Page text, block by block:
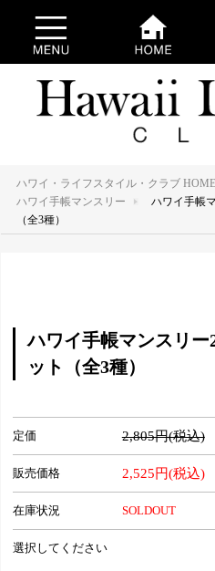
ハワイ・ライフスタイル・クラブ HOME
ハワイ手帳マンスリー
ハワイ手帳
（全3種）
ハワイ手帳マンスリー
ット（全3種）
定価 2,805円(税込)
販売価格 2,525円(税込)
在庫状況 SOLDOUT
選択してください